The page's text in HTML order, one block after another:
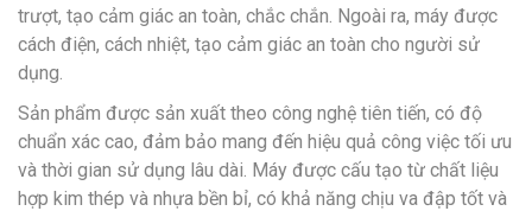
trượt, tạo cảm giác an toàn, chắc chắn. Ngoài ra, máy được
cách điện, cách nhiệt, tạo cảm giác an toàn cho người sử
dụng.
Sản phẩm được sản xuất theo công nghệ tiên tiến, có độ
chuẩn xác cao, đảm bảo mang đến hiệu quả công việc tối ưu
và thời gian sử dụng lâu dài. Máy được cấu tạo từ chất liệu
hợp kim thép và nhựa bền bỉ, có khả năng chịu va đập tốt và